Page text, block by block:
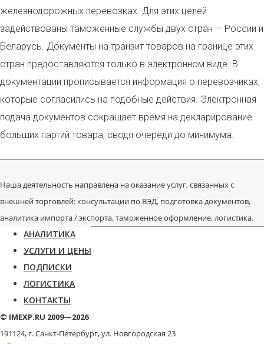
железнодорожных перевозках. Для этих целей
задействованы таможенные службы двух стран — России и
Беларусь. Документы на транзит товаров на границе этих
стран предоставляются только в электронном виде. В
документации прописывается информация о перевозчиках,
которые согласились на подобные действия. Электронная
подача документов сокращает время на декларирование
больших партий товара, сводя очереди до минимума.
Наша деятельность направлена на оказание услуг, связанных с
внешней торговлей: консультации по ВЭД, подготовка документов,
аналитика импорта / экспорта, таможенное оформление, логистика.
АНАЛИТИКА
УСЛУГИ И ЦЕНЫ
ПОДПИСКИ
ЛОГИСТИКА
КОНТАКТЫ
© IMEXP.RU 2009—2026
191124, г. Санкт-Петербург,ул. Новгородская 23